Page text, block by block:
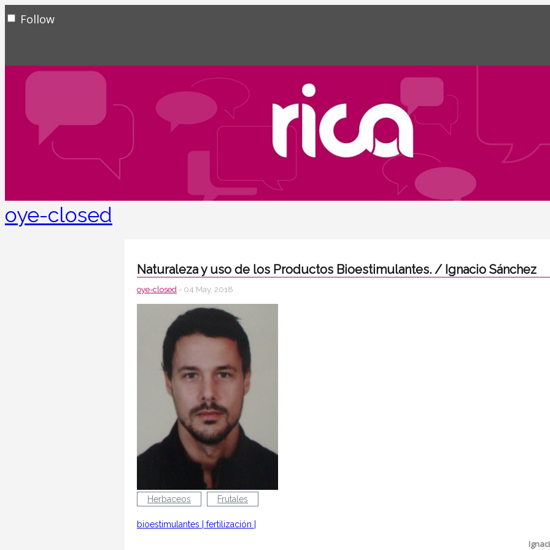
Follow
oye-closed
Naturaleza y uso de los Productos Bioestimulantes. / Ignacio Sánchez
oye-closed - 04 May, 2018
Herbaceos Frutales
bioestimulantes | fertilización |